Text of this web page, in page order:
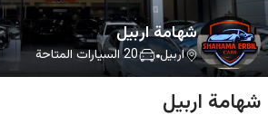
شهامة اربيل
اربيل 20 السيارات المتاحة
شهامة اربيل